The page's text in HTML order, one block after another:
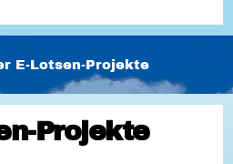
E-Lotsen-Projekte
Projekte